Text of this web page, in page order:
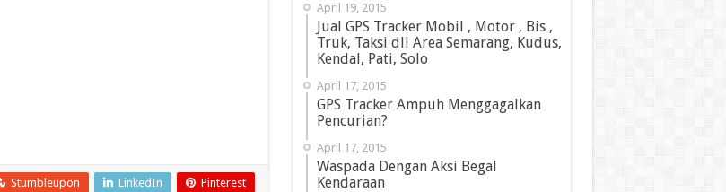
Stumbleupon LinkedIn Pinterest
April 19, 2015
Jual GPS Tracker Mobil , Motor , Bis ,
Truk, Taksi dll Area Semarang, Kudus,
Kendal, Pati, Solo
April 17, 2015
GPS Tracker Ampuh Menggagalkan
Pencurian?
April 17, 2015
Waspada Dengan Aksi Begal
Kendaraan